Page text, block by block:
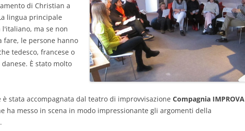
di Christian a
lingua principale
l'italiano, ma se non
fare, le persone hanno
tedesco, francese o
È stato molto
è stata accompagnata dal teatro di improvvisazione Compagnia IMPROVA
ha messo in scena in modo impressionante gli argomenti della